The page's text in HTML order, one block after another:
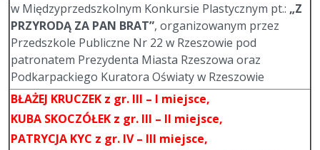
w Międzyprzedszkolnym Konkursie Plastycznym pt.: „Z
PRZYRODĄ ZA PAN BRAT”, organizowanym przez
Przedszkole Publiczne Nr 22 w Rzeszowie pod
patronatem Prezydenta Miasta Rzeszowa oraz
Podkarpackiego Kuratora Oświaty w Rzeszowie
BŁAŻEJ KRUCZEK z gr. III – I miejsce,
KUBA SKOCZÓŁEK z gr. III – II miejsce,
PATRYCJA KYC z gr. IV – III miejsce,